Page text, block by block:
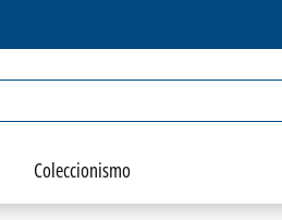
Coleccionismo